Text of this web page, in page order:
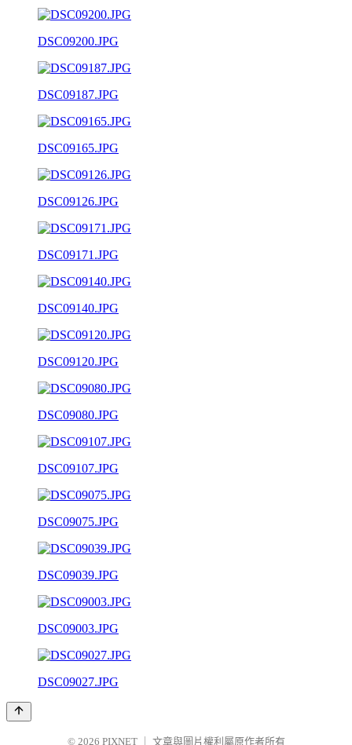
DSC09200.JPG
DSC09187.JPG
DSC09165.JPG
DSC09126.JPG
DSC09171.JPG
DSC09140.JPG
DSC09120.JPG
DSC09080.JPG
DSC09107.JPG
DSC09075.JPG
DSC09039.JPG
DSC09003.JPG
DSC09027.JPG
© 2026 PIXNET 文章與圖片權利屬原作者所有